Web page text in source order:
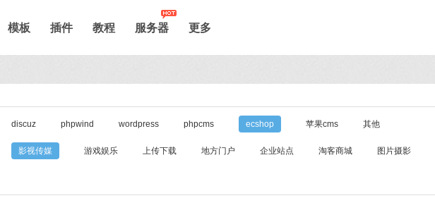
模板 插件 教程 服务器 更多
discuz phpwind wordpress phpcms ecshop 苹果cms 其他
影视传媒 游戏娱乐 上传下载 地方门户 企业站点 淘客商城 图片摄影